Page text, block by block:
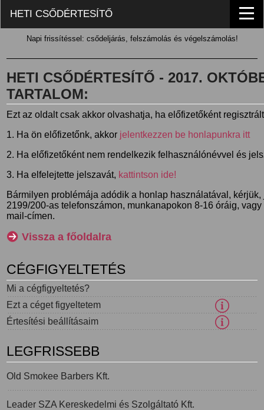
HETI CSŐDÉRTESÍTŐ
Napi frissítéssel: csődeljárás, felszámolás és végelszámolás!
HETI CSŐDÉRTESÍTŐ - 2017.
TARTALOM:
Ezt az oldalt csak akkor olvashatja, ha előfizetőként
1. Ha ön előfizetőnk, akkor jelentkezzen be honlapunkra itt
2. Ha előfizetőként nem rendelkezik felhasználónévvel és
3. Ha elfelejtette jelszavát, kattintson ide!
Bármilyen problémája adódik a honlap használatával,
2199/200-as telefonszámon, munkanapokon 8-16 óráig,
mail-címen.
Vissza a főoldalra
CÉGFIGYELTETÉS
Mi a cégfigyeltetés?
Ezt a céget figyeltetem
Értesítési beállításaim
LEGFRISSEBB
Old Smokee Barbers Kft.
Leader SZA Kereskedelmi és Szolgáltató Kft.